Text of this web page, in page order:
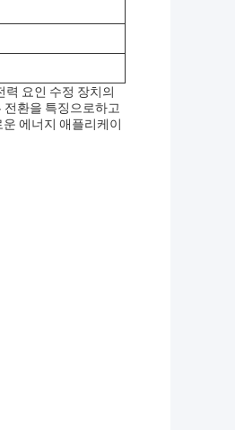
력 요인 수정 장치의
전환을 특징으로하고
에너지 애플리케이